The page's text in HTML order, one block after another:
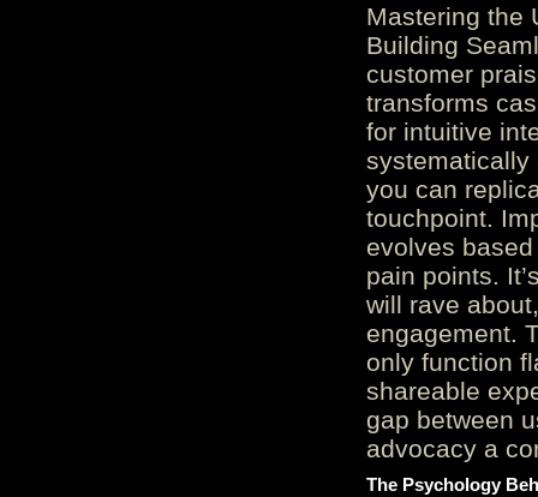
Mastering the
Building
customer
transforms
for intuitive
systematically
you can
touchpoint.
evolves
pain points.
will rave
engagement.
only function
shareable
gap between
advocacy a
The Psychology